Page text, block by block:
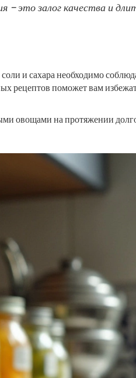
– это залог качества и
и сахара необходимо
рецептов поможет вам
овощами на протяжении